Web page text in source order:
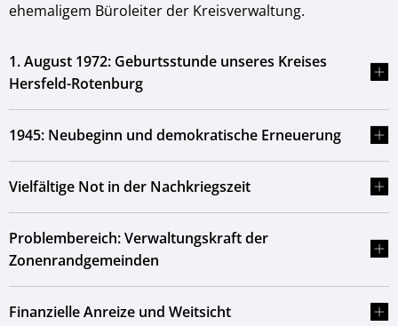
ehemaligem Büroleiter der Kreisverwaltung.
1. August 1972: Geburtsstunde unseres Kreises
Hersfeld-Rotenburg
1945: Neubeginn und demokratische Erneuerung
Vielfältige Not in der Nachkriegszeit
Problembereich: Verwaltungskraft der
Zonenrandgemeinden
Finanzielle Anreize und Weitsicht